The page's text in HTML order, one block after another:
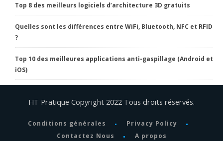
Top 8 des meilleurs logiciels d’architecture 3D gratuits
Quelles sont les différences entre WiFi, Bluetooth, NFC et RFID
?
Top 10 des meilleures applications anti-gaspillage (Android et
iOS)
HT Pratique Copyright 2022 Tous droits réservés.
Conditions générales
Privacy Policy
Contactez Nous
A propos